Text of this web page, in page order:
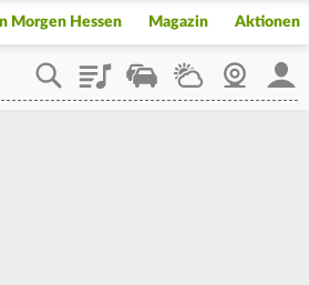
Morgen Hessen Magazin Aktionen
PlaylistStaupilotWetterWebcam